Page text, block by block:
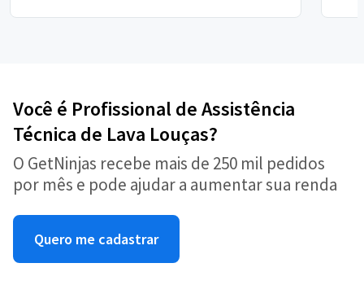
Você é Profissional de Assistência
Técnica de Lava Louças?
O GetNinjas recebe mais de 250 mil pedidos
por mês e pode ajudar a aumentar sua renda
Quero me cadastrar